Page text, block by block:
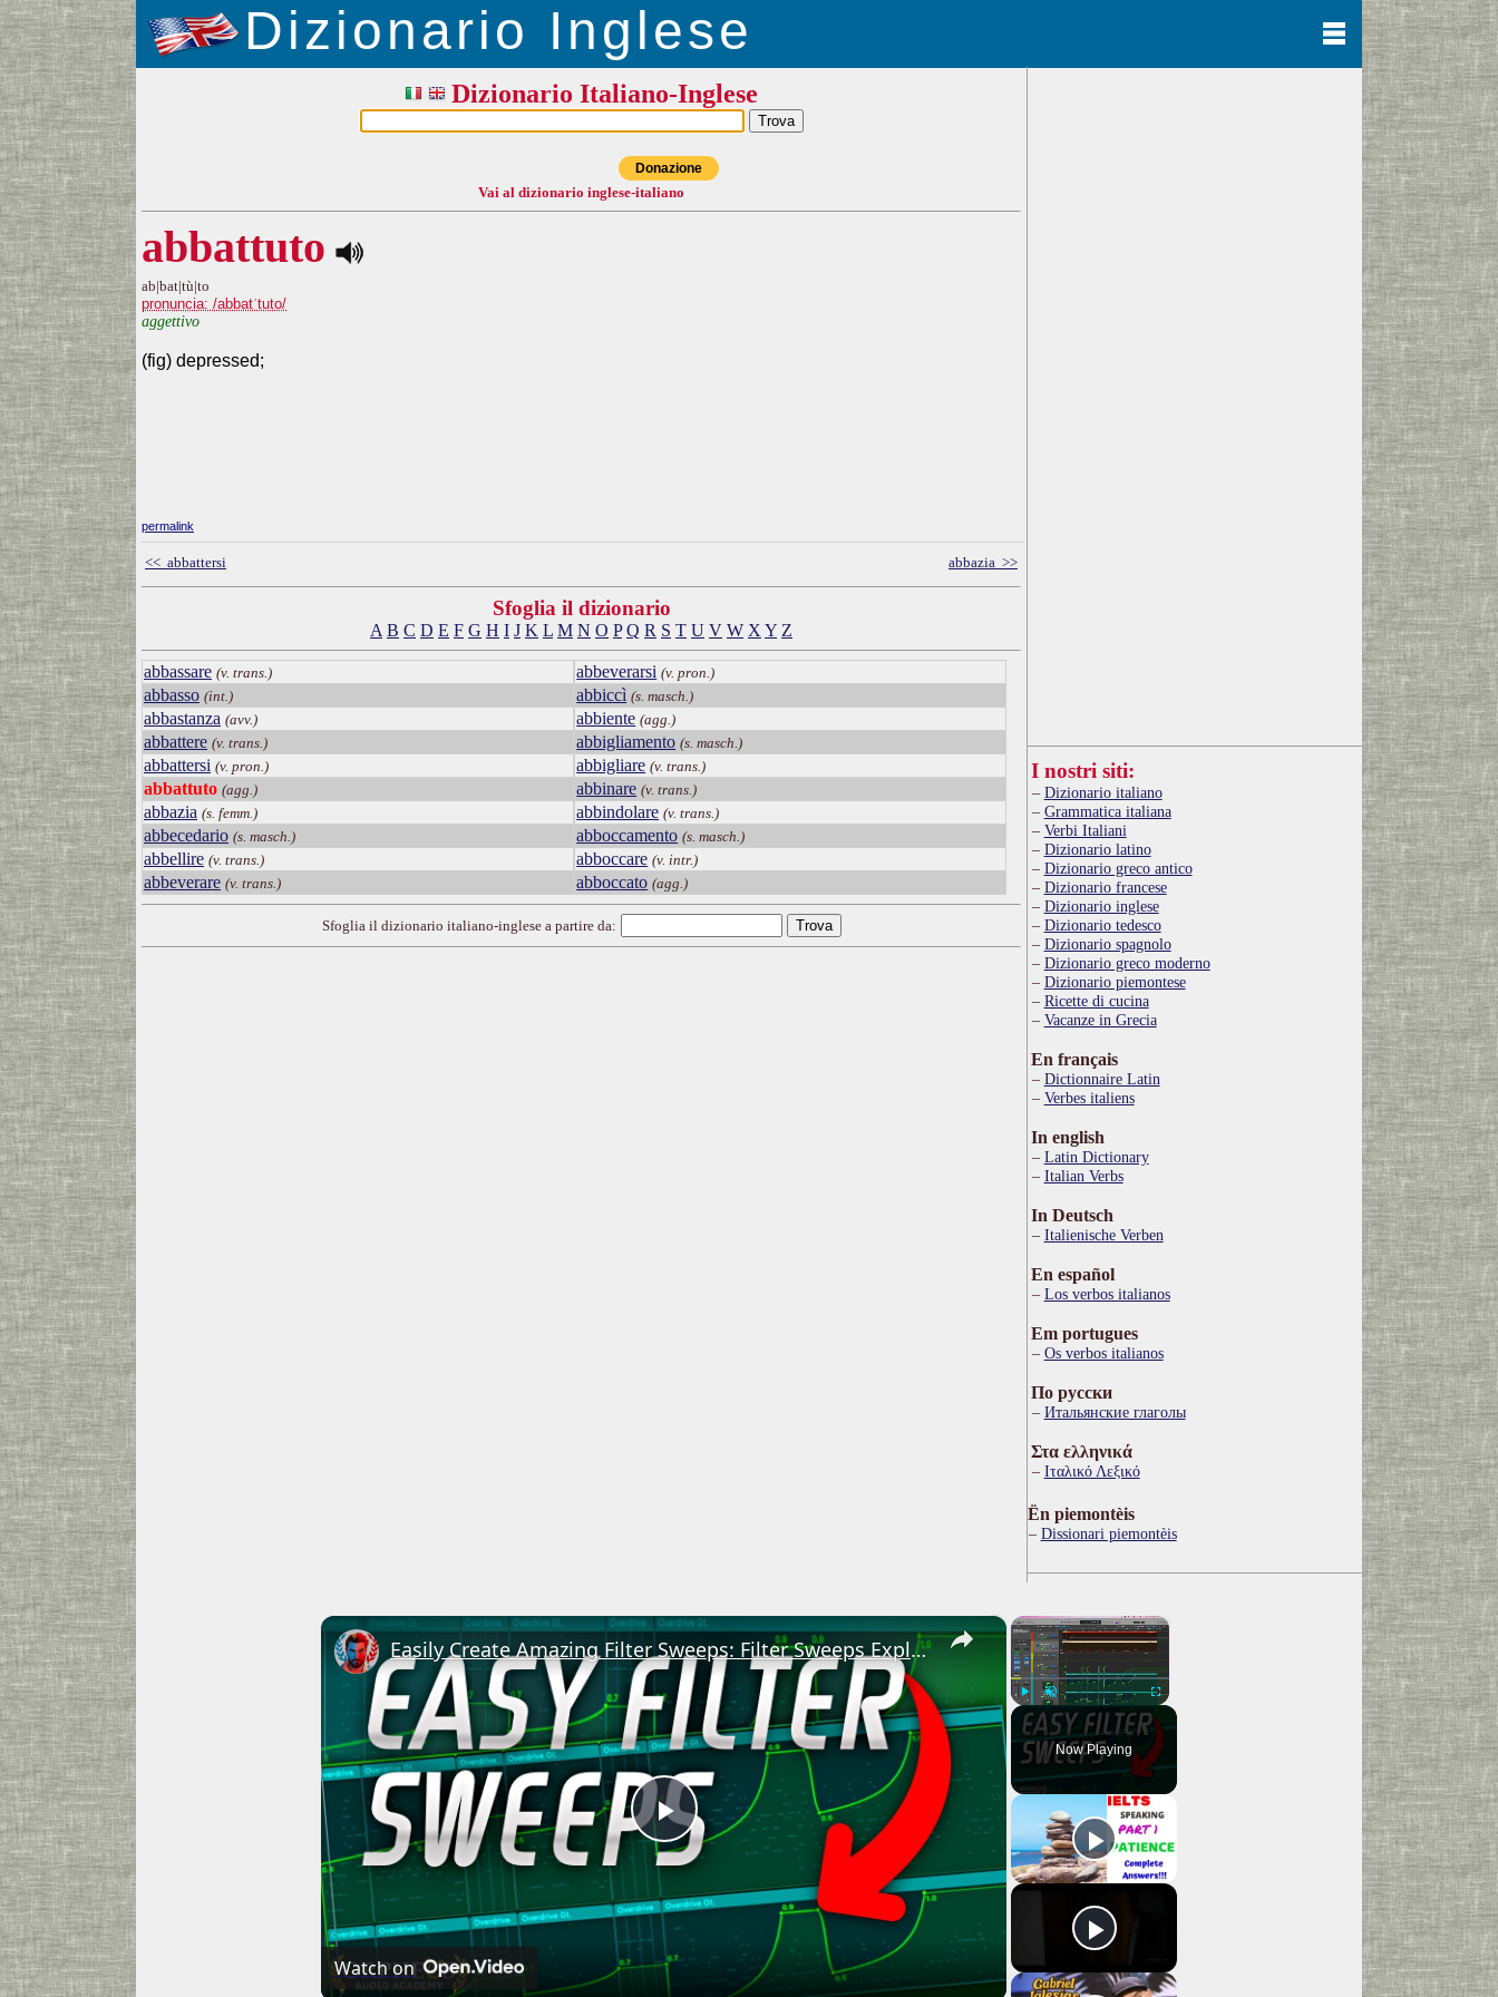
Dizionario Inglese
Dizionario Italiano-Inglese
Donazione
Vai al dizionario inglese-italiano
abbattuto
ab|bat|tù|to
pronuncia: /abbatˈtuto/
aggettivo
(fig) depressed;
permalink
<< abbattersi abbazia >>
Sfoglia il dizionario
A B C D E F G H I J K L M N O P Q R S T U V W X Y Z
abbassare (v. trans.)
abbasso (int.)
abbastanza (avv.)
abbattere (v. trans.)
abbattersi (v. pron.)
abbattuto (agg.)
abbazia (s. femm.)
abbecedario (s. masch.)
abbellire (v. trans.)
abbeverare (v. trans.)
abbeverarsi (v. pron.)
abbiccì (s. masch.)
abbiente (agg.)
abbigliamento (s. masch.)
abbigliare (v. trans.)
abbinare (v. trans.)
abbindolare (v. trans.)
abboccamento (s. masch.)
abboccare (v. intr.)
abboccato (agg.)
Sfoglia il dizionario italiano-inglese a partire da:
I nostri siti:
Dizionario italiano
Grammatica italiana
Verbi Italiani
Dizionario latino
Dizionario greco antico
Dizionario francese
Dizionario inglese
Dizionario tedesco
Dizionario spagnolo
Dizionario greco moderno
Dizionario piemontese
Ricette di cucina
Vacanze in Grecia
En français
Dictionnaire Latin
Verbes italiens
In english
Latin Dictionary
Italian Verbs
In Deutsch
Italienische Verben
En español
Los verbos italianos
Em portugues
Os verbos italianos
По русски
Итальянские глаголы
Στα ελληνικά
Ιταλικό Λεξικό
Ën piemontèis
Dissionari piemontèis
×
Play Unmute Fullscreen
Now Playing
×
Play
Video
Easily Create Amazing Filter Sweeps: Filter Sweeps Explained
Watch on